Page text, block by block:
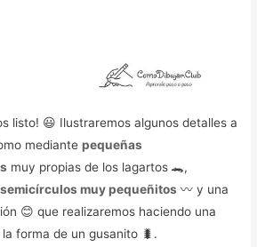
listo! 😃 Ilustraremos algunos detalles a
mediantepequeñas
muy propias de los lagartos 🐊,
muy pequeñitos 〰️ y una
😊 que realizaremos haciendo una
forma de un gusanito 🐛.